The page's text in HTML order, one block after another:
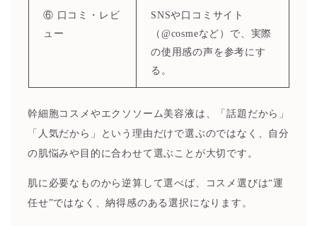
⑥ 口コミ・レビ
ュー
SNSや口コミサイト
（@cosmeなど）で、実際
の使用感の声を参考にす
る。
幹細胞コスメやエクソソーム美容液は、「話題だから」
「人気だから」という理由だけで選ぶのではなく、自分
の肌悩みや目的に合わせて選ぶことが大切です。
肌に必要なものから逆算して選べば、コスメ選びは“運
任せ”ではなく、納得感のある選択になります。